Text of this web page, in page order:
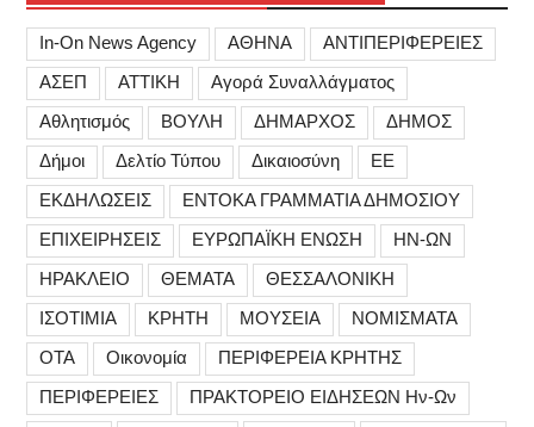
In-On News Agency ΑΘΗΝΑ
ΑΝΤΙΠΕΡΙΦΕΡΕΙΕΣ
ΑΣΕΠ
ΑΤΤΙΚΗ
Αγορά Συναλλάγματος
Αθλητισμός
ΒΟΥΛΗ ΔΗΜΑΡΧΟΣ
ΔΗΜΟΣ
Δήμοι
Δελτίο Τύπου Δικαιοσύνη
ΕΕ
ΕΚΔΗΛΩΣΕΙΣ
ΕΝΤΟΚΑ ΓΡΑΜΜΑΤΙΑ ΔΗΜΟΣΙΟΥ
ΕΠΙΧΕΙΡΗΣΕΙΣ
ΕΥΡΩΠΑΪΚΗ ΕΝΩΣΗ
ΗΝ-ΩΝ
ΗΡΑΚΛΕΙΟ
ΘΕΜΑΤΑ
ΘΕΣΣΑΛΟΝΙΚΗ
ΙΣΟΤΙΜΙΑ
ΚΡΗΤΗ ΜΟΥΣΕΙΑ
ΝΟΜΙΣΜΑΤΑ
ΟΤΑ
Οικονομία
ΠΕΡΙΦΕΡΕΙΑ ΚΡΗΤΗΣ
ΠΕΡΙΦΕΡΕΙΕΣ
ΠΡΑΚΤΟΡΕΙΟ ΕΙΔΗΣΕΩΝ Ην-Ων